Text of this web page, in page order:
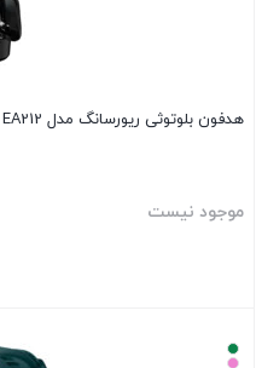
هدفون بلوتوثی ریورسانگ مدل Yoga G3 EA212
موجود نیست